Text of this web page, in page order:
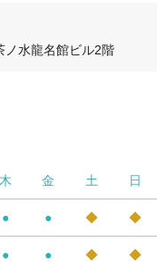
ノ水龍名館ビル2階
木 金 土 日
● ● ◆ ◆
● ● ◆ ◆